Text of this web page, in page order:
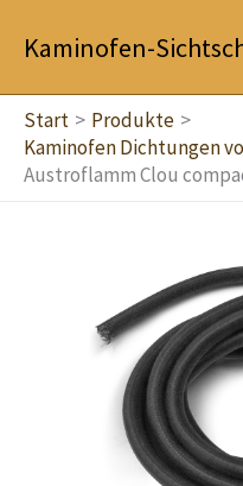
InhaltKaminofen-
Start
Produkte
Kaminofen Dichtungen
Austroflamm Clou